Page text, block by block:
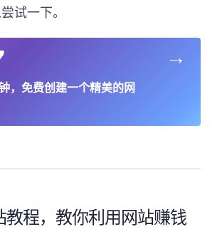
试一下。
，免费创建一个精美的网
→
教程，教你利用网站赚钱